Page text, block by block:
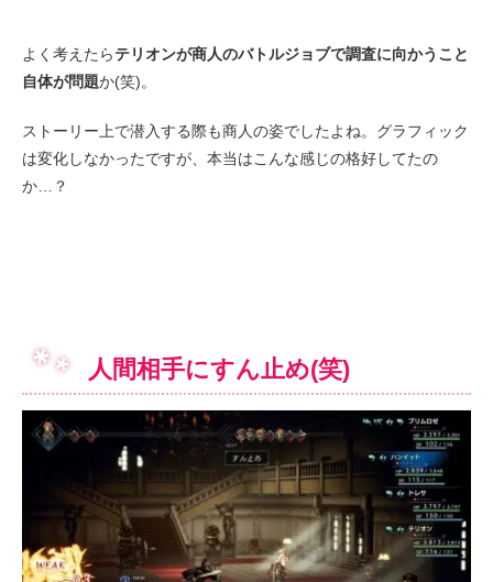
よく考えたらテリオンが商人のバトルジョブで調査に向かうこと
自体が問題か(笑)。
ストーリー上で潜入する際も商人の姿でしたよね。グラフィック
は変化しなかったですが、本当はこんな感じの格好してたの
か…？
人間相手にすん止め(笑)